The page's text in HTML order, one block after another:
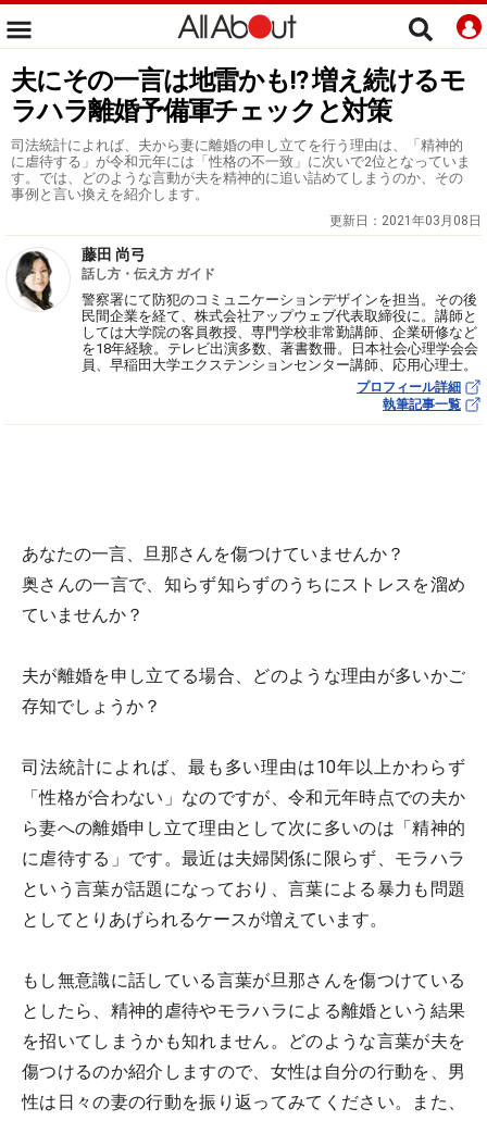
夫にその一言は地雷かも!? 増え続けるモ
ラハラ離婚予備軍チェックと対策
司法統計によれば、夫から妻に離婚の申し立てを行う理由は、「精神的
に虐待する」が令和元年には「性格の不一致」に次いで2位となっていま
す。では、どのような言動が夫を精神的に追い詰めてしまうのか、その
事例と言い換えを紹介します。
更新日： 2021年03月08日
藤田 尚弓
話し方・伝え方 ガイド
警察署にて防犯のコミュニケーションデザインを担当。その後
民間企業を経て、株式会社アップウェブ代表取締役に。講師と
しては大学院の客員教授、専門学校非常勤講師、企業研修など
を18年経験。テレビ出演多数、著書数冊。日本社会心理学会会
員、早稲田大学エクステンションセンター講師、応用心理士。
プロフィール詳細
執筆記事一覧
あなたの一言、旦那さんを傷つけていませんか？
奥さんの一言で、知らず知らずのうちにストレスを溜め
ていませんか？
夫が離婚を申し立てる場合、どのような理由が多いかご
存知でしょうか？
司法統計によれば、最も多い理由は10年以上かわらず
「性格が合わない」なのですが、令和元年時点での夫か
ら妻への離婚申し立て理由として次に多いのは「精神的
に虐待する」です。最近は夫婦関係に限らず、モラハラ
という言葉が話題になっており、言葉による暴力も問題
としてとりあげられるケースが増えています。
もし無意識に話している言葉が旦那さんを傷つけている
としたら、精神的虐待やモラハラによる離婚という結果
を招いてしまうかも知れません。どのような言葉が夫を
傷つけるのか紹介しますので、女性は自分の行動を、男
性は日々の妻の行動を振り返ってみてください。また、